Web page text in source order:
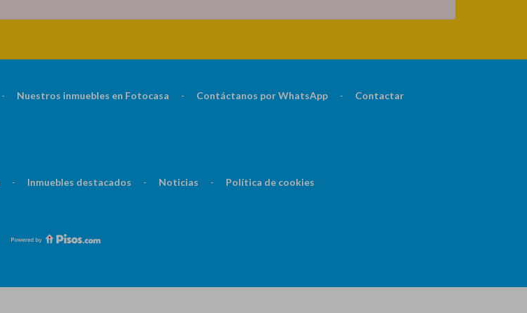
- Nuestros inmuebles en Fotocasa - Contáctanos por WhatsApp - Contactar
- Inmuebles destacados - Noticias - Política de cookies